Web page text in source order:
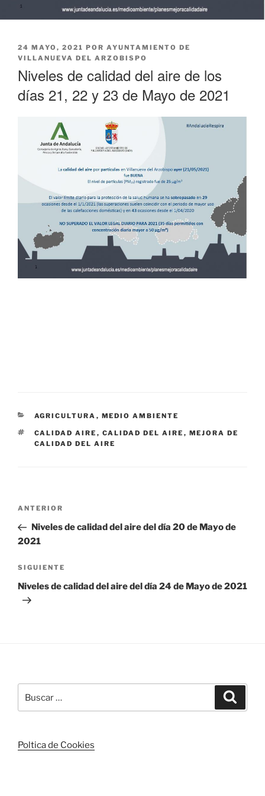
PUBLICADO
EL
24 MAYO, 2021 POR AYUNTAMIENTO DE
VILLANUEVA DEL ARZOBISPO
Niveles de calidad del aire de los
días 21, 22 y 23 de Mayo de 2021
CATEGORÍAS
AGRICULTURA , MEDIO AMBIENTE
ETIQUETAS
CALIDAD AIRE , CALIDAD DEL AIRE , MEJORA DE
CALIDAD DEL AIRE
Navegación
entradas
Entrada
anterior:
ANTERIOR
Niveles de calidad del aire del día 20 de Mayo de
2021
Siguiente
entrada
SIGUIENTE
Niveles de calidad del aire del día 24 de Mayo de 2021
por:
Poltica de Cookies